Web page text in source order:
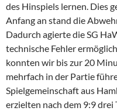
des Hinspiels lernen. Dies
Anfang an stand die
Dadurch agierte die SG
technische Fehler
konnten wir bis zur 20
mehrfach in der Partie
Spielgemeinschaft aus
erzielten nach dem 9:9 drei